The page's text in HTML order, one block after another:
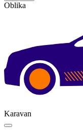
Oblika
Karavan